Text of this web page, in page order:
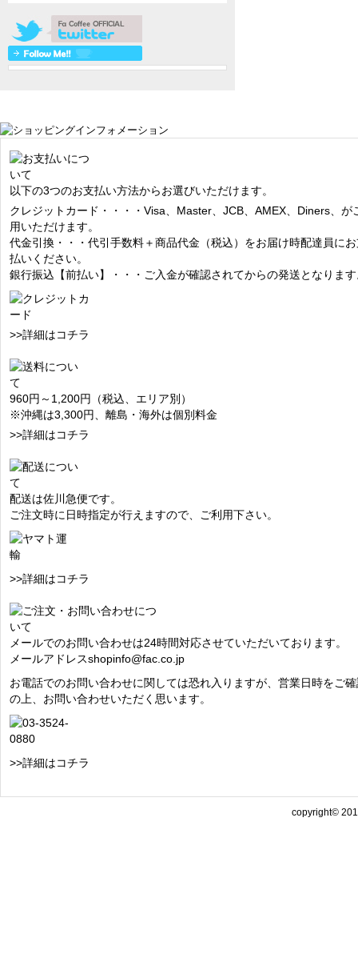
以下の3つのお支払い方法からお選びいただけます。
クレジットカード・・・・Visa、Master、JCB、AMEX、Diners、が
用いただけます。
代金引換・・・代引手数料＋商品代金（税込）をお届け時配達員に
払いください。
銀行振込【前払い】・・・ご入金が確認されてからの発送となりま
>>詳細はコチラ
960円～1,200円（税込、エリア別）
※沖縄は3,300円、離島・海外は個別料金
>>詳細はコチラ
配送は佐川急便です。
ご注文時に日時指定が行えますので、ご利用下さい。
>>詳細はコチラ
メールでのお問い合わせは24時間対応させていただいております。
メールアドレスshopinfo@fac.co.jp
お電話でのお問い合わせに関しては恐れ入りますが、営業日時をご
の上、お問い合わせいただく思います。
>>詳細はコチラ
copyright©